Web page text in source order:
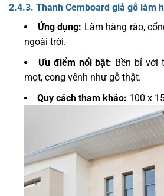
2.4.3. Thanh Cemboard giả gỗ làm
Ứng dụng: Làm hàng rào,
ngoài trời.
Ưu điểm nổi bật: Bền bỉ với
mọt, cong vênh như gỗ thật.
Quy cách tham khảo: 100 x